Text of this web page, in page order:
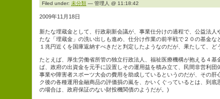
Filed under: 未分類 — 管理人 @ 11:18:42
2009年11月18日
新たな埋蔵金として、行政刷新会議が、事業仕分けの過程で、公益法人
たな「埋蔵金」の洗い出しも進め、仕分け作業の前半戦で２０の基金な
１兆円近くを国庫返納すべきだと判定したようなのだが、果たして、ど
たとえば、厚生労働省所管の独立行政法人、福祉医療機構が抱える４基
ば、政府の出資金を元手に設置しその運用益を積み立て、民間非営利団
事業や障害者スポーツ大会の費用を助成しているというのだが、その肝
ク後の各種運用金融商品の評価損の嵐を、かいくぐっているとは、到底
の場合は、政府保証のない財投機関債のようだが。)